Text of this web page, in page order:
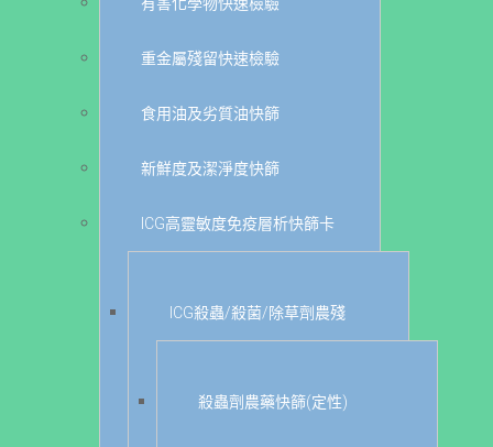
重金屬殘留快速檢驗
食用油及劣質油快篩
新鮮度及潔淨度快篩
ICG高靈敏度免疫層析快篩卡
ICG殺蟲/殺菌/除草劑農殘
殺蟲劑農藥快篩(定性)